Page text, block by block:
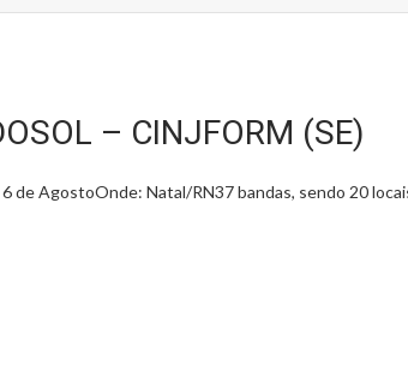
– CINJFORM (SE)
de AgostoOnde: Natal/RN37 bandas, sendo 20